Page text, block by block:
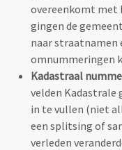
overeenkomt met
gingen de
naar straatnamen
omnummeringen
Kadastraal
velden Kadastrale
in te vullen (niet
een splitsing of
verleden